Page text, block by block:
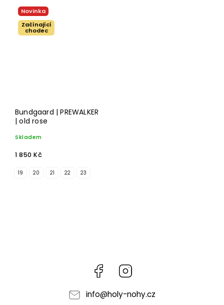
Novinka
Začínající
chodec
Bundgaard | PREWALKER
| old rose
Skladem
1 850 Kč
19 20 21 22 23
Facebook
info@holy-nohy.cz